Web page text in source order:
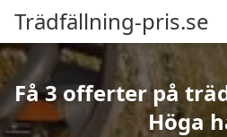
Trädfällning-pris.se
Få 3 offerter på
Höga